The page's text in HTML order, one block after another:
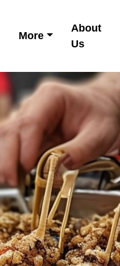
More
About
Us